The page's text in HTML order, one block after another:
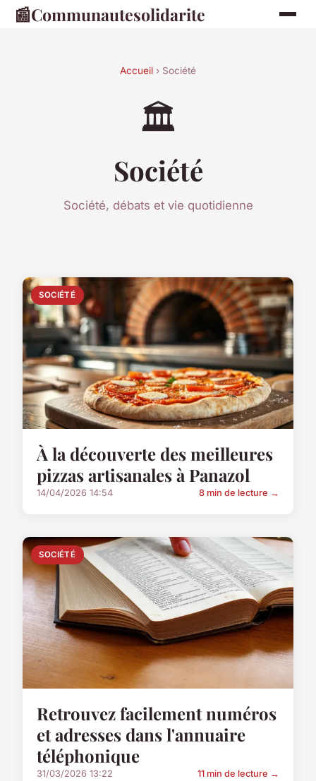
📰Communautesolidarite
Accueil › Société
🏛️
Société
Société, débats et vie quotidienne
SOCIÉTÉ
À la découverte des meilleures
pizzas artisanales à Panazol
14/04/2026 14:54 8 min de lecture →
SOCIÉTÉ
Retrouvez facilement numéros
et adresses dans l'annuaire
téléphonique
31/03/2026 13:22 11 min de lecture →